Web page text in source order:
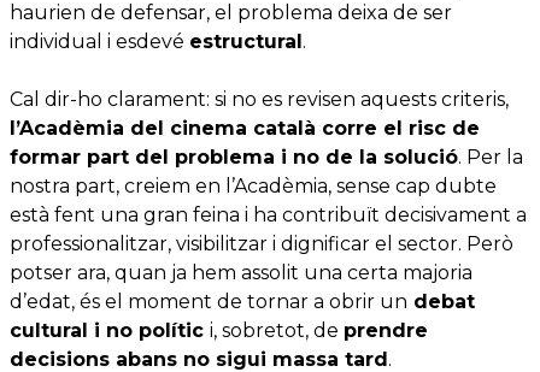
haurien de defensar, el problema deixa de ser
individual i esdevé estructural.
Cal dir-ho clarament: si no es revisen aquests criteris,
l’Acadèmia del cinema català corre el risc de
formar part del problema i no de la solució. Per la
nostra part, creiem en l’Acadèmia, sense cap dubte
està fent una gran feina i ha contribuït decisivament a
professionalitzar, visibilitzar i dignificar el sector. Però
potser ara, quan ja hem assolit una certa majoria
d’edat, és el moment de tornar a obrir un debat
cultural i no polític i, sobretot, de prendre
decisions abans no sigui massa tard.